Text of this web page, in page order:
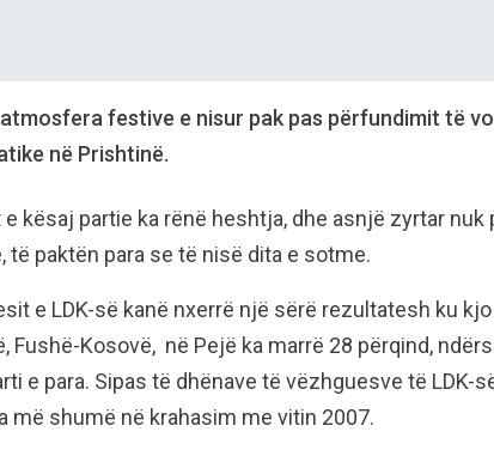
festive e nisur pak pas përfundimit të
në Prishtinë.
e kësaj partie ka rënë heshtja, dhe asnjë zyrtar nuk
të paktën para se të nisë dita e sotme.
e LDK-së kanë nxerrë një sërë rezultatesh ku
Fushë-Kosovë, në Pejë ka marrë 28 përqind,
e para. Sipas të dhënave të vëzhguesve të LDK-
më shumë në krahasim me vitin 2007.